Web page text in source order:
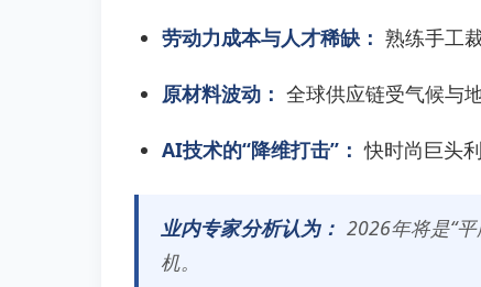
劳动力成本与人才稀缺： 熟练手工
原材料波动： 全球供应链受气候与
AI技术的“降维打击”： 快时尚巨头
业内专家分析认为： 2026年将是“
机。